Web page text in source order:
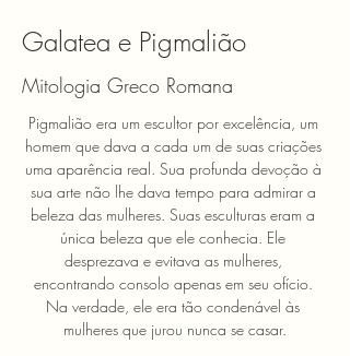
Galatea e Pigmalião
Mitologia Greco Romana
Pigmalião era um escultor por excelência, um
homem que dava a cada um de suas criações
uma aparência real. Sua profunda devoção à
sua arte não lhe dava tempo para admirar a
beleza das mulheres. Suas esculturas eram a
única beleza que ele conhecia. Ele
desprezava e evitava as mulheres,
encontrando consolo apenas em seu ofício.
Na verdade, ele era tão condenável às
mulheres que jurou nunca se casar.